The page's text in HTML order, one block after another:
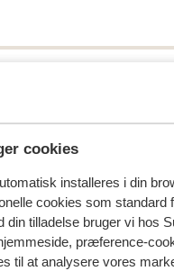
cookies
installeres i din
cookies som
din tilladelse bruger vi hos
præference-
til at analysere vores
med vores